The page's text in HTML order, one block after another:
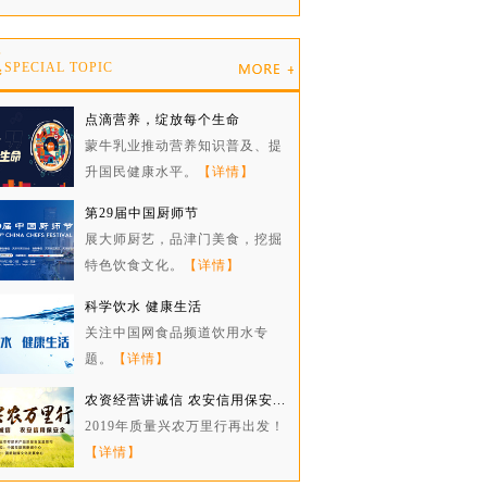
SPECIAL TOPIC
点滴营养，绽放每个生命
蒙牛乳业推动营养知识普及、提
升国民健康水平。
【详情】
第29届中国厨师节
展大师厨艺，品津门美食，挖掘
特色饮食文化。
【详情】
科学饮水 健康生活
关注中国网食品频道饮用水专
题。
【详情】
农资经营讲诚信 农安信用保安...
2019年质量兴农万里行再出发！
【详情】